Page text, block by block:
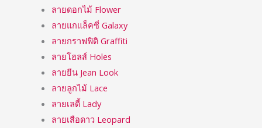
ลายดอกไม้ Flower
ลายแกแล็คซี่ Galaxy
ลายกราฟฟิติ Graffiti
ลายโฮลส์ Holes
ลายยีน Jean Look
ลายลูกไม้ Lace
ลายเลดี้ Lady
ลายเสือดาว Leopard